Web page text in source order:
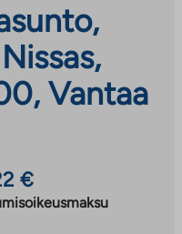
Vantaa
€